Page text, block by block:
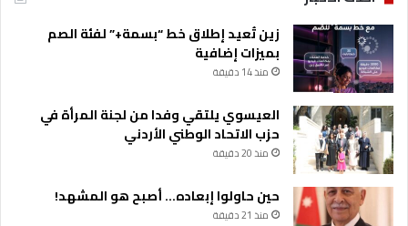
ط
ر
ي
ق
ا
ل
خ
د
م
ا
زين تُعيد إطلاق خط “بسمة+” لفئة الصم
بميزات إضافية
منذ 14 دقيقة
العيسوي يلتقي وفدا من لجنة المرأة في
حزب الاتحاد الوطني الأردني
منذ 20 دقيقة
حين حاولوا إبعاده… أصبح هو المشهد!
منذ 21 دقيقة